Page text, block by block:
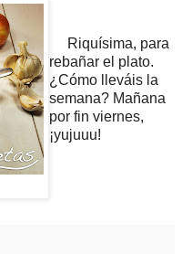
Riquísima, para
rebañar el plato.
¿Cómo lleváis la
semana? Mañana
por fin viernes,
¡yujuuu!